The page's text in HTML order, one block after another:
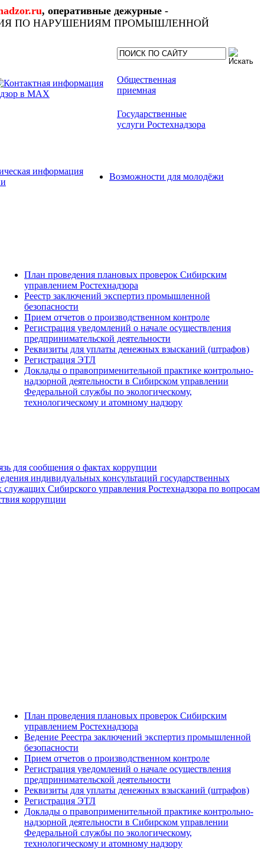
, оперативные дежурные -
ПО НАРУШЕНИЯМ ПРОМЫШЛЕННОЙ
Общественная
приемная
Государственные
услуги Ростехнадзора
информация
Возможности для молодёжи
План проведения плановых проверок Сибирским
управлением Ростехнадзора
Реестр заключений экспертиз промышленной
безопасности
Прием отчетов о производственном контроле
Регистрация уведомлений о начале осуществления
предпринимательской деятельности
Реквизиты для уплаты денежных взысканий (штрафов)
Регистрация ЭТЛ
Доклады о правоприменительной практике контрольно-
надзорной деятельности в Сибирском управлении
Федеральной службы по экологическому,
технологическому и атомному надзору
для сообщения о фактах коррупции
индивидуальных консультаций государственных
служащих Сибирского управления Ростехнадзора по вопросам
коррупции
План проведения плановых проверок Сибирским
управлением Ростехнадзора
Ведение Реестра заключений экспертиз промышленной
безопасности
Прием отчетов о производственном контроле
Регистрация уведомлений о начале осуществления
предпринимательской деятельности
Реквизиты для уплаты денежных взысканий (штрафов)
Регистрация ЭТЛ
Доклады о правоприменительной практике контрольно-
надзорной деятельности в Сибирском управлении
Федеральной службы по экологическому,
технологическому и атомному надзору